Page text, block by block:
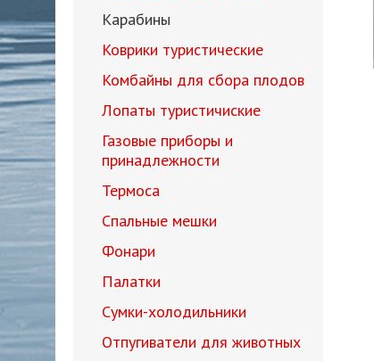
Карабины
Коврики туристические
Комбайны для сбора плодов
Лопаты туристичиские
Газовые приборы и
принадлежности
Термоса
Спальные мешки
Фонари
Палатки
Сумки-холодильники
Отпугиватели для животных